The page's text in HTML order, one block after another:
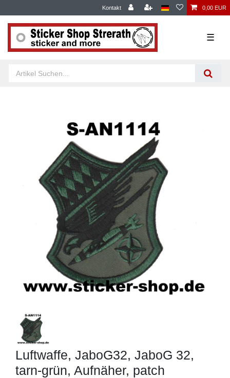
Kontakt 0,00 EUR
☰
Luftwaffe, JaboG32, JaboG 32,
tarn-grün, Aufnäher, patch